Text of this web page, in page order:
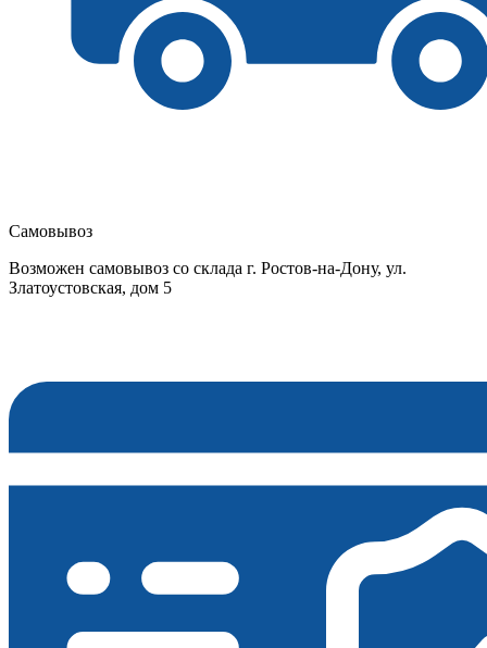
Самовывоз
Возможен самовывоз со склада г. Ростов-на-Дону, ул.
Златоустовская, дом 5